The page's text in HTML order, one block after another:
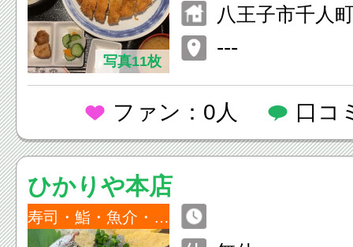
写真11枚
八王子市千人
---
ファン：0人 口コ
ひかりや本店
寿司・鮨・魚介・海鮮